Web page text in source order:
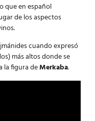
que en español
de los aspectos
cuando expresó
más altos donde se
la figura deMerkaba.